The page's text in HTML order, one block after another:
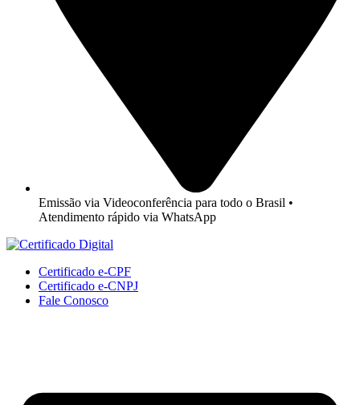
Emissão via Videoconferência para todo o Brasil •
Atendimento rápido via WhatsApp
Certificado e-CPF
Certificado e-CNPJ
Fale Conosco